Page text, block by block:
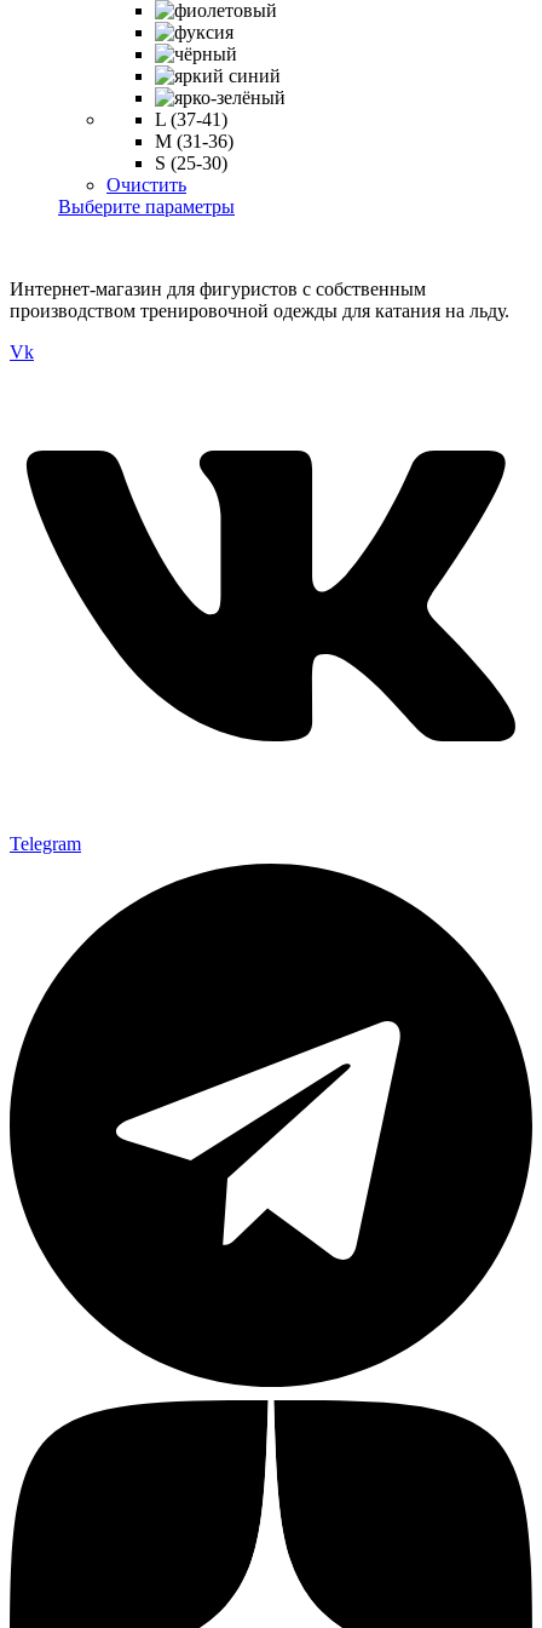
L (37-41)
M (31-36)
S (25-30)
Очистить
Выберите параметрыЭтот
вариаций.
Опции
Интернет-магазин для фигуристов с собственным
производством тренировочной одежды для катания на льду.
Vk
Telegram